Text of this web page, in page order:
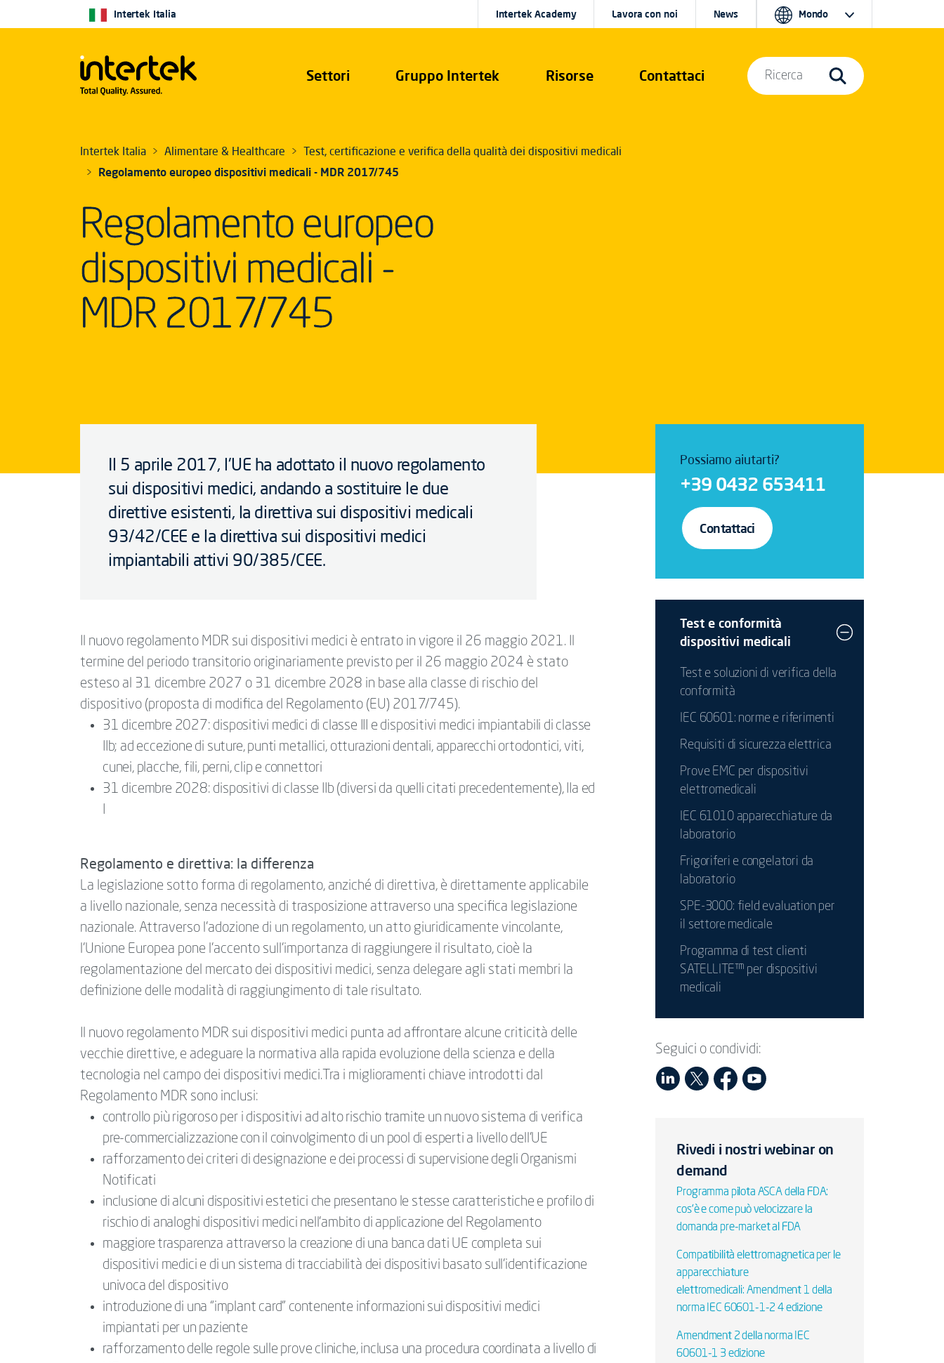
Settori Gruppo Intertek Risorse Contattaci
Intertek Italia Intertek Academy Lavora con noi News Mondo
Ricerca
Intertek Italia Alimentare & Healthcare
Test, certificazione e verifica della qualità dei dispositivi medicali
Regolamento europeo dispositivi medicali - MDR 2017/745
Regolamento europeo
dispositivi medicali -
MDR 2017/745
Il 5 aprile 2017, l'UE ha adottato il nuovo regolamento
sui dispositivi medici, andando a sostituire le due
direttive esistenti, la direttiva sui dispositivi medicali
93/42/CEE e la direttiva sui dispositivi medici
impiantabili attivi 90/385/CEE.
Il nuovo regolamento MDR sui dispositivi medici è entrato in vigore il 26 maggio 2021. Il
termine del periodo transitorio originariamente previsto per il 26 maggio 2024 è stato
esteso al 31 dicembre 2027 o 31 dicembre 2028 in base alla classe di rischio del
dispositivo (proposta di modifica del Regolamento (EU) 2017/745).
31 dicembre 2027: dispositivi medici di classe III e dispositivi medici impiantabili di classe
IIb; ad eccezione di suture, punti metallici, otturazioni dentali, apparecchi ortodontici, viti,
cunei, placche, fili, perni, clip e connettori
31 dicembre 2028: dispositivi di classe IIb (diversi da quelli citati precedentemente), IIa ed
I
Regolamento e direttiva: la differenza
La legislazione sotto forma di regolamento, anziché di direttiva, è direttamente applicabile
a livello nazionale, senza necessità di trasposizione attraverso una specifica legislazione
nazionale. Attraverso l’adozione di un regolamento, un atto giuridicamente vincolante,
l’Unione Europea pone l’accento sull’importanza di raggiungere il risultato, cioè la
regolamentazione del mercato dei dispositivi medici, senza delegare agli stati membri la
definizione delle modalità di raggiungimento di tale risultato.
Il nuovo regolamento MDR sui dispositivi medici punta ad affrontare alcune criticità delle
vecchie direttive, e adeguare la normativa alla rapida evoluzione della scienza e della
tecnologia nel campo dei dispositivi medici.Tra i miglioramenti chiave introdotti dal
Regolamento MDR sono inclusi:
controllo più rigoroso per i dispositivi ad alto rischio tramite un nuovo sistema di verifica
pre-commercializzazione con il coinvolgimento di un pool di esperti a livello dell'UE
rafforzamento dei criteri di designazione e dei processi di supervisione degli Organismi
Notificati
inclusione di alcuni dispositivi estetici che presentano le stesse caratteristiche e profilo di
rischio di analoghi dispositivi medici nell'ambito di applicazione del Regolamento
maggiore trasparenza attraverso la creazione di una banca dati UE completa sui
dispositivi medici e di un sistema di tracciabilità dei dispositivi basato sull'identificazione
univoca del dispositivo
introduzione di una “implant card” contenente informazioni sui dispositivi medici
impiantati per un paziente
rafforzamento delle regole sulle prove cliniche, inclusa una procedura coordinata a livello di
Possiamo aiutarti?
+39 0432 653411
Contattaci
Test e conformità
dispositivi medicali
Test e soluzioni di verifica della
conformità
IEC 60601: norme e riferimenti
Requisiti di sicurezza elettrica
Prove EMC per dispositivi
elettromedicali
IEC 61010 apparecchiature da
laboratorio
Frigoriferi e congelatori da
laboratorio
SPE-3000: field evaluation per
il settore medicale
Programma di test clienti
SATELLITE™ per dispositivi
medicali
Seguici o condividi:
Rivedi i nostri webinar on
demand
Programma pilota ASCA della FDA:
cos'è e come può velocizzare la
domanda pre-market al FDA
Compatibilità elettromagnetica per le
apparecchiature
elettromedicali: Amendment 1 della
norma IEC 60601-1-2 4 edizione
Amendment 2 della norma IEC
60601-1 3 edizione